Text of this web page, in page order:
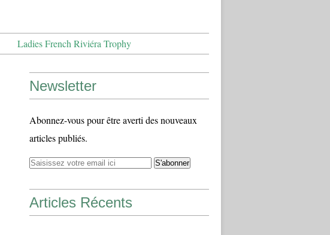
Ladies French Riviéra Trophy
Newsletter
Abonnez-vous pour être averti des nouveaux
articles publiés.
Articles Récents